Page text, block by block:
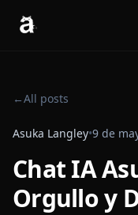
←All posts
Asuka Langley•9 de
Chat IA
Orgullo y